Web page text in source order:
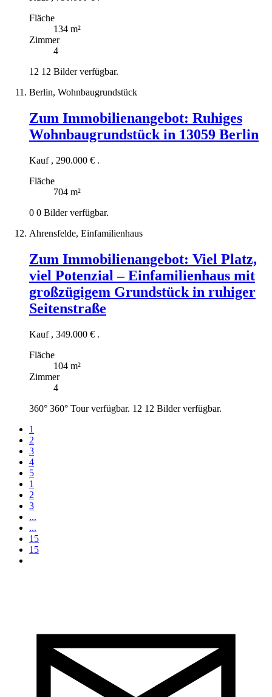
Fläche
134 m²
Zimmer
4
12 12 Bilder verfügbar.
Berlin, Wohnbaugrundstück
Zum Immobilienangebot: Ruhiges
Wohnbaugrundstück in 13059 Berlin
Kauf , 290.000 € .
Fläche
704 m²
0 0 Bilder verfügbar.
Ahrensfelde, Einfamilienhaus
Zum Immobilienangebot: Viel Platz,
viel Potenzial – Einfamilienhaus mit
großzügigem Grundstück in ruhiger
Seitenstraße
Kauf , 349.000 € .
Fläche
104 m²
Zimmer
4
360° 360° Tour verfügbar. 12 12 Bilder verfügbar.
1
2
3
4
5
1
2
3
...
...
15
15